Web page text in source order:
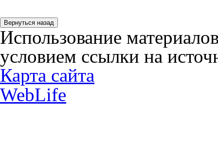
Использование
условием ссылки на
Карта сайта
WebLife